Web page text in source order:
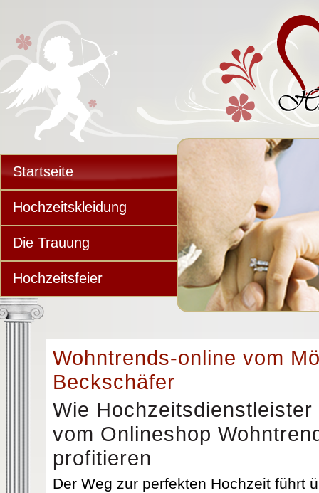
Startseite
Hochzeitskleidung
Die Trauung
Hochzeitsfeier
Wohntrends-online vom
Beckschäfer
Wie
vom Onlineshop
profitieren
Der Weg zur perfekten Hochzeit führt